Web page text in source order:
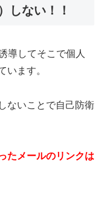
しない！！
導してそこで個人
います。
ないことで自己防衛
たメールのリンクは